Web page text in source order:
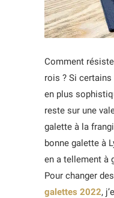
Comment
rois ? Si certains
en plus
reste sur une
galette à la
bonne galette à
en a tellement à
Pour changer des
galettes 2022,